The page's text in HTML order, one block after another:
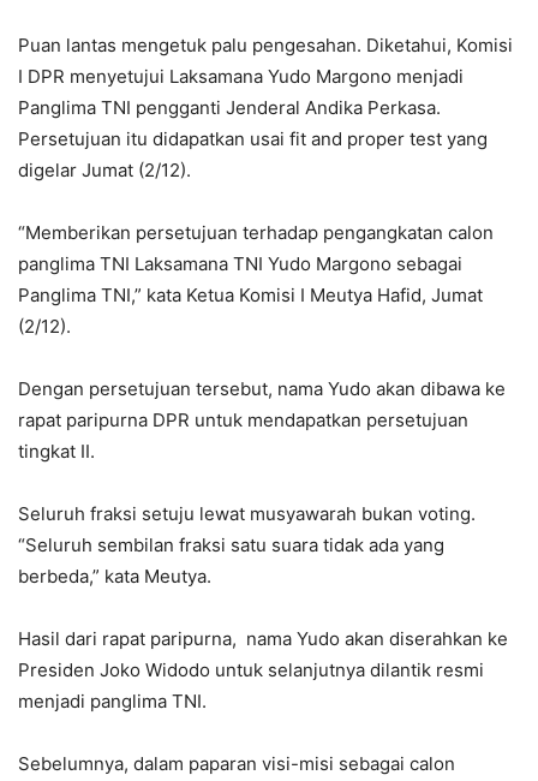
Puan lantas mengetuk palu pengesahan. Diketahui, Komisi
I DPR menyetujui Laksamana Yudo Margono menjadi
Panglima TNI pengganti Jenderal Andika Perkasa.
Persetujuan itu didapatkan usai fit and proper test yang
digelar Jumat (2/12).
“Memberikan persetujuan terhadap pengangkatan calon
panglima TNI Laksamana TNI Yudo Margono sebagai
Panglima TNI,” kata Ketua Komisi I Meutya Hafid, Jumat
(2/12).
Dengan persetujuan tersebut, nama Yudo akan dibawa ke
rapat paripurna DPR untuk mendapatkan persetujuan
tingkat II.
Seluruh fraksi setuju lewat musyawarah bukan voting.
“Seluruh sembilan fraksi satu suara tidak ada yang
berbeda,” kata Meutya.
Hasil dari rapat paripurna, nama Yudo akan diserahkan ke
Presiden Joko Widodo untuk selanjutnya dilantik resmi
menjadi panglima TNI.
Sebelumnya, dalam paparan visi-misi sebagai calon